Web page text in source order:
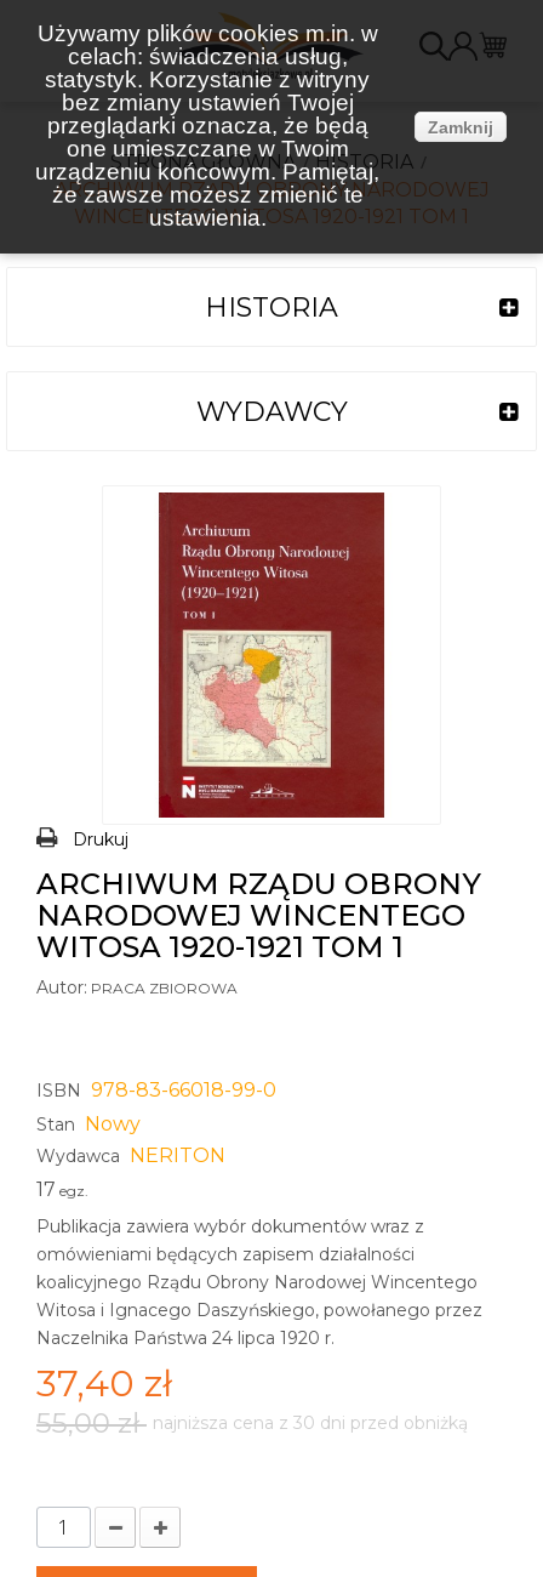
Używamy plików cookies m.in. w
celach: świadczenia usług,
statystyk. Korzystanie z witryny
bez zmiany ustawień Twojej
przeglądarki oznacza, że będą
one umieszczane w Twoim
urządzeniu końcowym. Pamiętaj,
że zawsze możesz zmienić te
ustawienia.
Zamknij
STRONA GŁÓWNA
HISTORIA
ARCHIWUM RZĄDU OBRONY NARODOWEJ
WINCENTEGO WITOSA 1920-1921 TOM 1
HISTORIA
WYDAWCY
Drukuj
ARCHIWUM RZĄDU OBRONY
NARODOWEJ WINCENTEGO
WITOSA 1920-1921 TOM 1
Autor: PRACA ZBIOROWA
ISBN 978-83-66018-99-0
Stan Nowy
Wydawca NERITON
17 egz.
Publikacja zawiera wybór dokumentów wraz z
omówieniami będących zapisem działalności
koalicyjnego Rządu Obrony Narodowej Wincentego
Witosa i Ignacego Daszyńskiego, powołanego przez
Naczelnika Państwa 24 lipca 1920 r.
37,40 zł
55,00 zł najniższa cena z 30 dni przed obniżką